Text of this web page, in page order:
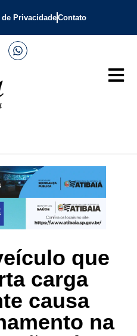
PrivacidadeContato
que
carga
causa
na